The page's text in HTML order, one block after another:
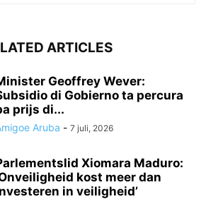
ARTICLES
Geoffrey Wever:
di Gobierno ta percura
prijs di...
Aruba - 7 juli, 2026
Xiomara Maduro:
kost meer dan
in veiligheid’